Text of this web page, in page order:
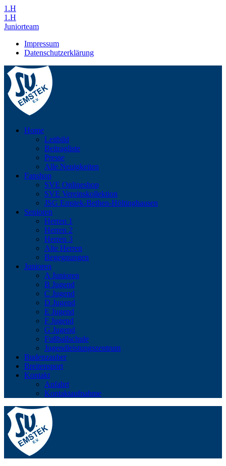
1.H
1.H
Juniorteam
Impressum
Datenschutzerklärung
Home
Leitbild
Beitragliste
Presse
Alle Neuigkeiten
Fanshop
SVE Onlineshop
SVE Vereinskollektion
JSG Emstek-Bethen-Höltinghausen
Senioren
Herren 1
Herren 2
Herren 3
Alte Herren
Begegnungen
Junioren
A Junioren
B Jugend
C Jugend
D Jugend
E Jugend
F Jugend
G Jugend
Fußballschule
Jugendleistungszentrum
Budenzauber
Breitensport
Kontakt
Anfahrt
Kontaktaufnahme